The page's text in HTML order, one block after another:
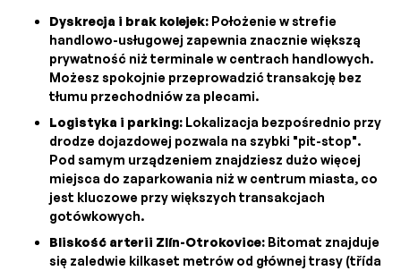
Dyskrecja i brak kolejek: Położenie w strefie
handlowo-usługowej zapewnia znacznie większą
prywatność niż terminale w centrach handlowych.
Możesz spokojnie przeprowadzić transakcję bez
tłumu przechodniów za plecami.
Logistyka i parking: Lokalizacja bezpośrednio przy
drodze dojazdowej pozwala na szybki "pit-stop".
Pod samym urządzeniem znajdziesz dużo więcej
miejsca do zaparkowania niż w centrum miasta, co
jest kluczowe przy większych transakcjach
gotówkowych.
Bliskość arterii Zlín-Otrokovice: Bitomat znajduje
się zaledwie kilkaset metrów od głównej trasy (třída